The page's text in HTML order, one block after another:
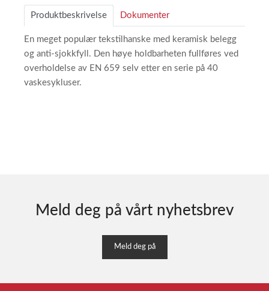
Produktbeskrivelse Dokumenter
En meget populær tekstilhanske med keramisk belegg
og anti-sjokkfyll. Den høye holdbarheten fullføres ved
overholdelse av EN 659 selv etter en serie på 40
vaskesykluser.
Meld deg på vårt nyhetsbrev
Meld deg på